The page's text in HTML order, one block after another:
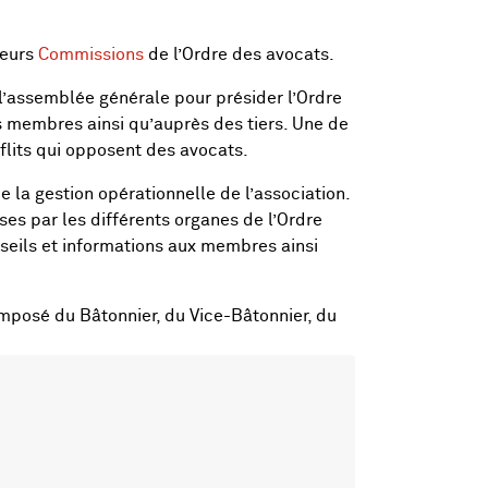
Commissions de l’Ordre des avocats.
générale pour présider l’Ordre
ainsi qu’auprès des tiers. Une de
qui opposent des avocats.
la gestion opérationnelle de l’association.
par les différents organes de l’Ordre
et informations aux membres ainsi
du Bâtonnier, du Vice-Bâtonnier, du